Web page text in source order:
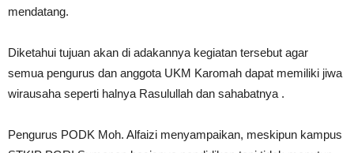
mendatang.
Diketahui tujuan akan di adakannya kegiatan tersebut agar
semua pengurus dan anggota UKM Karomah dapat memiliki jiwa
wirausaha seperti halnya Rasulullah dan sahabatnya .
Pengurus PODK Moh. Alfaizi menyampaikan, meskipun kampus